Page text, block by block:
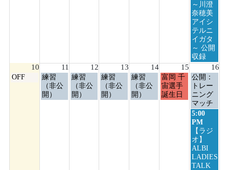
～川澄
奈穂美
アイシ
テルニ
イガタ
～ 公開
収録
10 11 12 13 14 15 16
月
OFF
火
曜
日,
練習
（非公
開）
水
曜
日,
練習
（非公
開）
木
曜
日,
練習
（非公
開）
金
曜
日,
練習
（非公
開）
土
曜
日,
富岡 千
宙選手
誕生日
日
曜
日,
8
月
16th
2026
公開：
トレー
ニング
マッチ
日
曜
日,
8
月
16th
2026
5:00
PM
【ラジ
オ】
ALBI
LADIES
TALK